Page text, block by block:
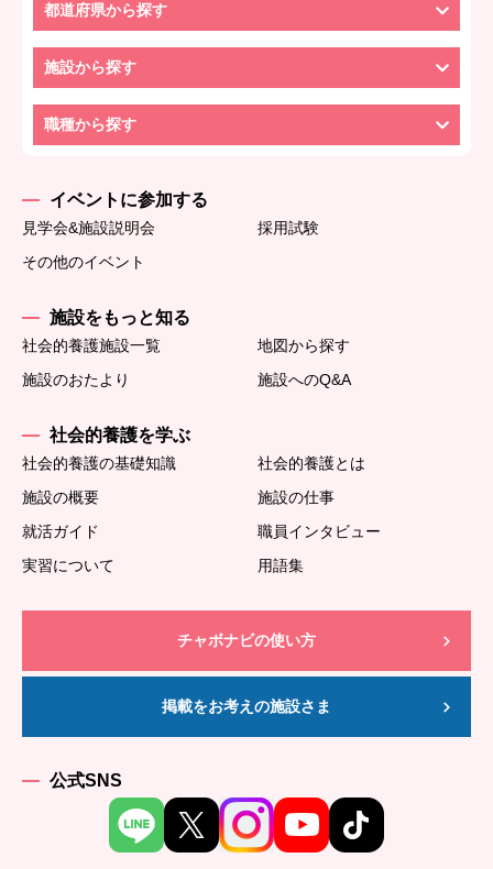
都道府県から探す
施設から探す
職種から探す
イベントに参加する
見学会&施設説明会
採用試験
その他のイベント
施設をもっと知る
社会的養護施設一覧
地図から探す
施設のおたより
施設へのQ&A
社会的養護を学ぶ
社会的養護の基礎知識
社会的養護とは
施設の概要
施設の仕事
就活ガイド
職員インタビュー
実習について
用語集
チャボナビの使い方
掲載をお考えの施設さま
公式SNS